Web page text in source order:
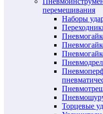
перемешивания
Наборы
Торцевые